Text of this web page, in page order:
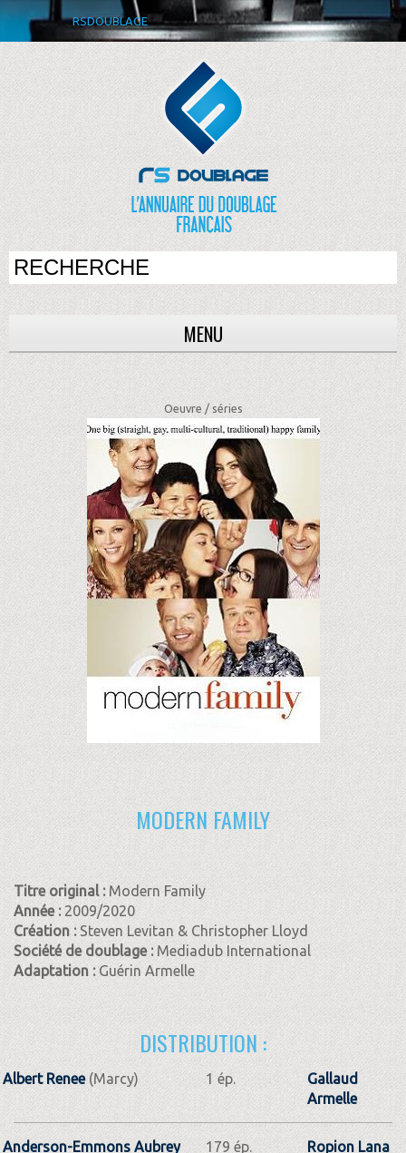
RSDOUBLAGE
MENU
Oeuvre /séries
MODERN FAMILY
Titre original : Modern Family
Année :2009/2020
Création :Steven Levitan & Christopher Lloyd
Société de doublage :Mediadub International
Adaptation :Guérin Armelle
DISTRIBUTION :
Albert Renee(Marcy) 1 ép.
Gallaud
Armelle
Anderson-Emmons Aubrey
179 ép. Ropion Lana